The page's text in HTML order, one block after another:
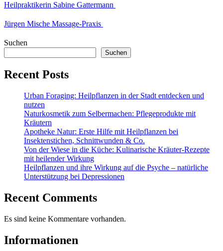
Heilpraktikerin Sabine Gattermann
Jürgen Mische Massage-Praxis
Suchen
Suchen
Recent Posts
Urban Foraging: Heilpflanzen in der Stadt entdecken und
nutzen
Naturkosmetik zum Selbermachen: Pflegeprodukte mit
Kräutern
Apotheke Natur: Erste Hilfe mit Heilpflanzen bei
Insektenstichen, Schnittwunden & Co.
Von der Wiese in die Küche: Kulinarische Kräuter-Rezepte
mit heilender Wirkung
Heilpflanzen und ihre Wirkung auf die Psyche – natürliche
Unterstützung bei Depressionen
Recent Comments
Es sind keine Kommentare vorhanden.
Informationen